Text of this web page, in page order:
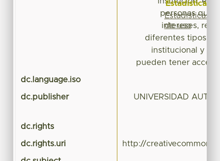
personas que
intereses,
diferentes tipos
institucional y
pueden tener
dc.language.iso
dc.publisher UNIVERSIDAD
dc.rights
dc.rights.uri http://
Estadísticas
Estadísticas
de uso